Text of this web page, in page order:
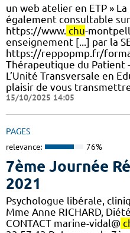
un web atelier en ETP »
également consultable
https://www. chu-
enseignement [...] par la
https://reppopmp.fr/
Thérapeutique du Patient -
L’Unité Transversale en
plaisir de vous
15/10/2025 14:05
PAGES
relevance: 76%
7ème Journée
2021
Psychologue libérale,
Mme Anne RICHARD,
CONTACT marine-vidal@